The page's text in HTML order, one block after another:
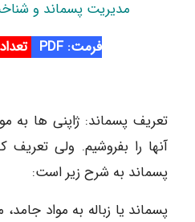
مدیریت پسماند و
فرمت: PDF
تعریف پسماند: ژاپنی ها به
آنها را بفروشیم. ولی
پسماند به شرح زیر است:
پسماند یا زباله به مواد